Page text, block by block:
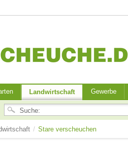
Landwirtschaft Gewerbe
/ Stare verscheuchen